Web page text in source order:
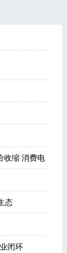
收缩 消费电
态
闭环